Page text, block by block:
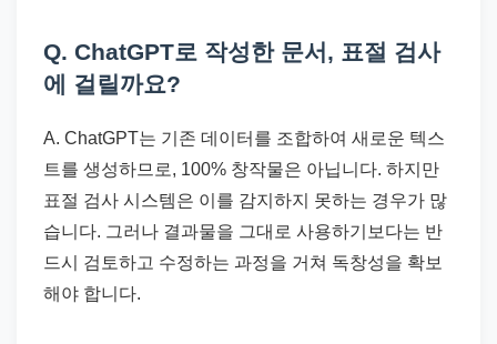
Q. ChatGPT로 작성한 문서, 표절 검사
에 걸릴까요?
A. ChatGPT는 기존 데이터를 조합하여 새로운 텍스
트를 생성하므로, 100% 창작물은 아닙니다. 하지만
표절 검사 시스템은 이를 감지하지 못하는 경우가 많
습니다. 그러나 결과물을 그대로 사용하기보다는 반
드시 검토하고 수정하는 과정을 거쳐 독창성을 확보
해야 합니다.